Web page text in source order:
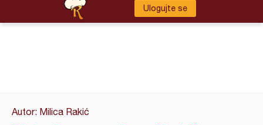
Ulogujte se
Autor: Milica Rakić